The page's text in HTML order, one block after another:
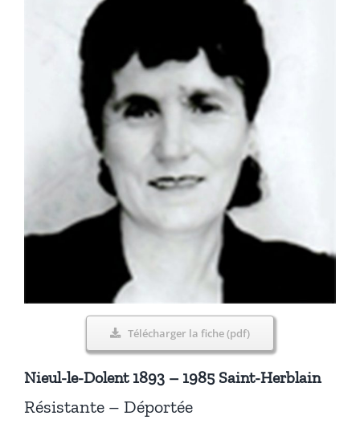
Télécharger la fiche (pdf)
Nieul-le-Dolent 1893 – 1985 Saint-Herblain
Résistante – Déportée